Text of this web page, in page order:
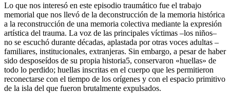
Lo que nos interesó en este episodio traumático fue el trabajo
memorial que nos llevó de la deconstrucción de la memoria histórica
a la reconstrucción de una memoria colectiva mediante la expresión
artística del trauma. La voz de las principales víctimas –los niños–
no se escuchó durante décadas, aplastada por otras voces adultas –
familiares, institucionales, extranjeras. Sin embargo, a pesar de haber
sido desposeídos de su propia historia5, conservaron «huellas» de
todo lo perdido; huellas inscritas en el cuerpo que les permitieron
reconectarse con el tiempo de los orígenes y con el espacio primitivo
de la isla del que fueron brutalmente expulsados.